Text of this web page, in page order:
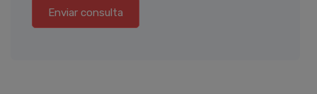
Enviar consulta